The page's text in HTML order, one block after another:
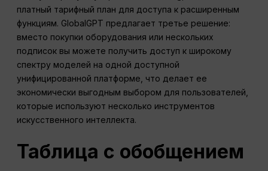
платный тарифный план для доступа к расширенным
функциям. GlobalGPT предлагает третье решение:
вместо покупки оборудования или нескольких
подписок вы можете получить доступ к широкому
спектру моделей на одной доступной
унифицированной платформе, что делает ее
экономически выгодным выбором для пользователей,
которые используют несколько инструментов
искусственного интеллекта.
Таблица с обобщением